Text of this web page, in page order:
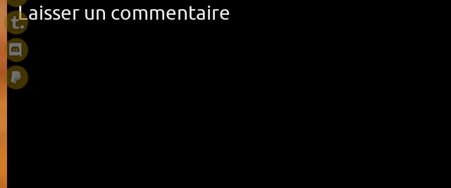
Laisser un commentaire